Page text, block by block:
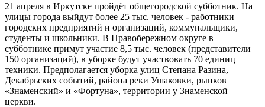
21 апреля в Иркутске пройдёт общегородской субботник. На
улицы города выйдут более 25 тыс. человек - работники
городских предприятий и организаций, коммунальщики,
студенты и школьники. В Правобережном округе в
субботнике примут участие 8,5 тыс. человек (представители
150 организаций), в уборке будут участвовать 70 единиц
техники. Предполагается уборка улиц Степана Разина,
Декабрьских событий, района реки Ушаковки, рынков
«Знаменский» и «Фортуна», территории у Знаменской
церкви.